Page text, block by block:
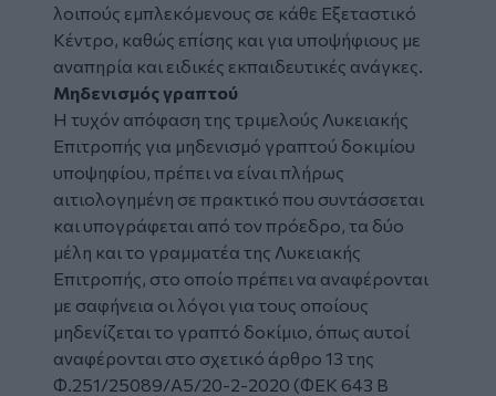
λοιπούς εμπλεκόμενους σε κάθε Εξεταστικό
Κέντρο, καθώς επίσης και για υποψήφιους με
αναπηρία και ειδικές εκπαιδευτικές ανάγκες.
Μηδενισμός γραπτού
Η τυχόν απόφαση της τριμελούς Λυκειακής
Επιτροπής για μηδενισμό γραπτού δοκιμίου
υποψηφίου, πρέπει να είναι πλήρως
αιτιολογημένη σε πρακτικό που συντάσσεται
και υπογράφεται από τον πρόεδρο, τα δύο
μέλη και το γραμματέα της Λυκειακής
Επιτροπής, στο οποίο πρέπει να αναφέρονται
με σαφήνεια οι λόγοι για τους οποίους
μηδενίζεται το γραπτό δοκίμιο, όπως αυτοί
αναφέρονται στο σχετικό άρθρο 13 της
Φ.251/25089/Α5/20-2-2020 (ΦΕΚ 643 Β